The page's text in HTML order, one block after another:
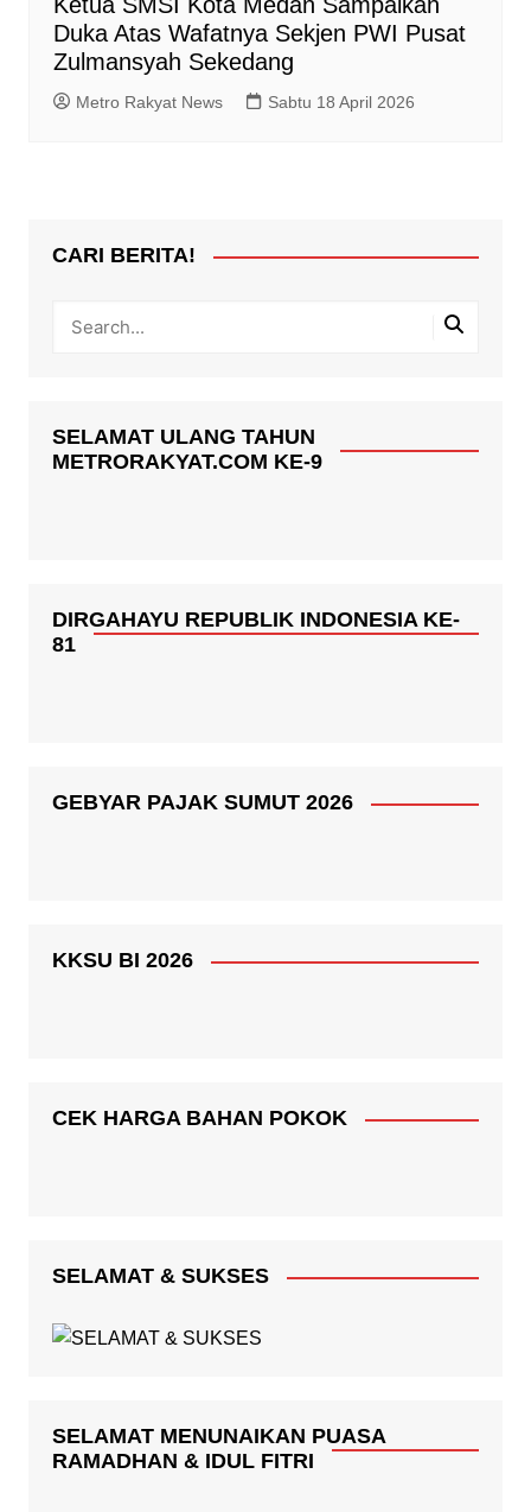
Duka Atas Wafatnya Sekjen PWI Pusat
Zulmansyah Sekedang
Metro Rakyat News Sabtu 18 April 2026
CARI BERITA!
SELAMAT ULANG TAHUN
METRORAKYAT.COM KE-9
DIRGAHAYU REPUBLIK INDONESIA KE-
81
GEBYAR PAJAK SUMUT 2026
KKSU BI 2026
CEK HARGA BAHAN POKOK
SELAMAT & SUKSES
SELAMAT MENUNAIKAN PUASA
RAMADHAN & IDUL FITRI